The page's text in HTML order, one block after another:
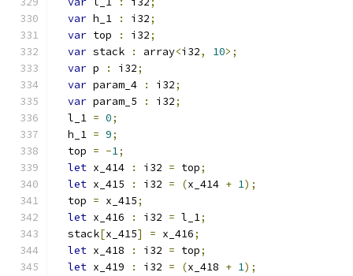
var h_1 : i32;
var top : i32;
var stack : array<i32, 10>;
var p : i32;
var param_4 : i32;
var param_5 : i32;
  l_1
= 0;
  h_1
= 9;
  top
= -1;
let x_414 : i32 = top;
let x_415 : i32 = (x_414 + 1);
  top
= x_415;
let x_416 : i32 = l_1;
  stack
[x_415] = x_416;
let x_418 : i32 = top;
let x_419 : i32 = (x_418 + 1);